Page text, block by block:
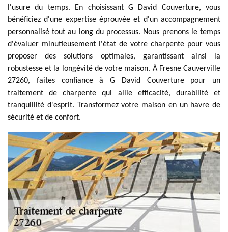
l'usure du temps. En choisissant G David Couverture, vous
bénéficiez d'une expertise éprouvée et d'un accompagnement
personnalisé tout au long du processus. Nous prenons le temps
d'évaluer minutieusement l'état de votre charpente pour vous
proposer des solutions optimales, garantissant ainsi la
robustesse et la longévité de votre maison. À Fresne Cauverville
27260, faites confiance à G David Couverture pour un
traitement de charpente qui allie efficacité, durabilité et
tranquillité d'esprit. Transformez votre maison en un havre de
sécurité et de confort.